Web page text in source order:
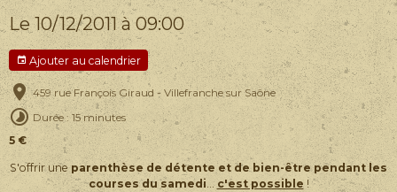
Le 10/12/2011 à 09:00
Ajouter au calendrier
459 rue François Giraud - Villefranche sur Saône
Durée : 15 minutes
5 €
S'offrir une parenthèse de détente et de bien-être pendant les
courses du samedi... c'est possible!